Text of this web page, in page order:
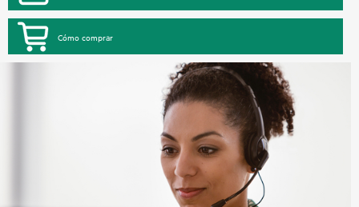
Cómo comprar